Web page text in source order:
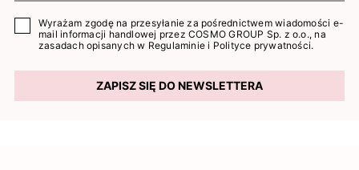
Wyrażam zgodę na przesyłanie za pośrednictwem wiadomości e-
mail informacji handlowej przez COSMO GROUP Sp. z o.o., na
zasadach opisanych w Regulaminie i Polityce prywatności.
ZAPISZ SIĘ DO NEWSLETTERA